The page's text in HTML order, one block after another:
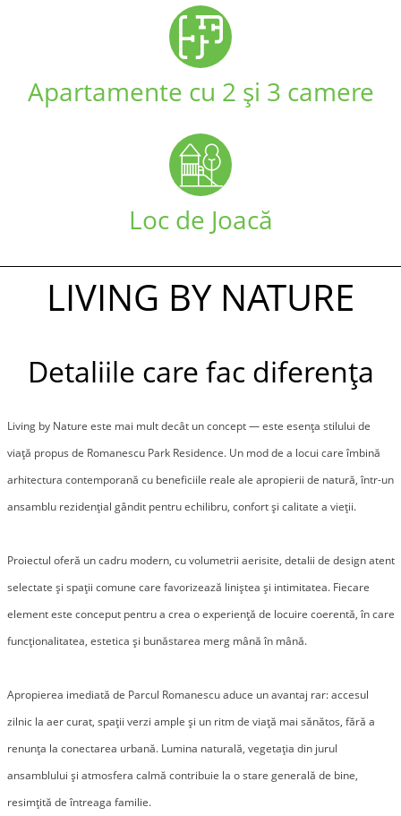
Apartamente cu 2 și 3 camere
Loc de Joacă
LIVING BY NATURE
Detaliile care fac diferența
Living by Nature este mai mult decât un concept — este esența stilului de
viață propus de Romanescu Park Residence. Un mod de a locui care îmbină
arhitectura contemporană cu beneficiile reale ale apropierii de natură, într-un
ansamblu rezidențial gândit pentru echilibru, confort și calitate a vieții.
Proiectul oferă un cadru modern, cu volumetrii aerisite, detalii de design atent
selectate și spații comune care favorizează liniștea și intimitatea. Fiecare
element este conceput pentru a crea o experiență de locuire coerentă, în care
funcționalitatea, estetica și bunăstarea merg mână în mână.
Apropierea imediată de Parcul Romanescu aduce un avantaj rar: accesul
zilnic la aer curat, spații verzi ample și un ritm de viață mai sănătos, fără a
renunța la conectarea urbană. Lumina naturală, vegetația din jurul
ansamblului și atmosfera calmă contribuie la o stare generală de bine,
resimțită de întreaga familie.